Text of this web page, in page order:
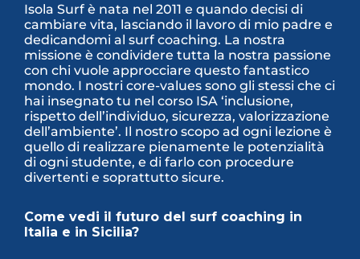
Isola Surf è nata nel 2011 e quando decisi di
cambiare vita, lasciando il lavoro di mio padre e
dedicandomi al surf coaching. La nostra
missione è condividere tutta la nostra passione
con chi vuole approcciare questo fantastico
mondo. I nostri core-values sono gli stessi che ci
hai insegnato tu nel corso ISA ‘inclusione,
rispetto dell’individuo, sicurezza, valorizzazione
dell’ambiente’. Il nostro scopo ad ogni lezione è
quello di realizzare pienamente le potenzialità
di ogni studente, e di farlo con procedure
divertenti e soprattutto sicure.
Come vedi il futuro del surf coaching in
Italia e in Sicilia?